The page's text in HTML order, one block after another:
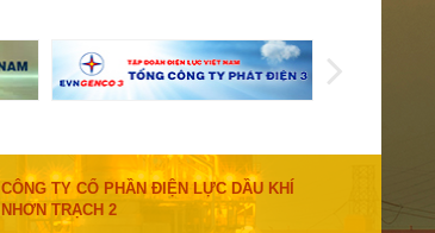
CÔNG TY CỔ PHẦN ĐIỆN LỰC DẦU KHÍ
NHƠN TRẠCH 2